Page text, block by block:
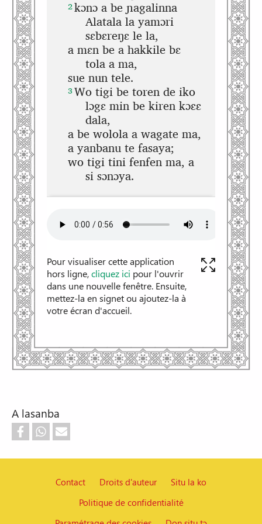
Pour visualiser cette application
hors ligne,cliquez ici pour l'ouvrir
dans une nouvelle fenêtre. Ensuite,
mettez-la en signet ou ajoutez-la à
votre écran d'accueil.
A lasanba
Pied de page
Contact Droits d'auteur
Situ la ko
Politique de confidentialité